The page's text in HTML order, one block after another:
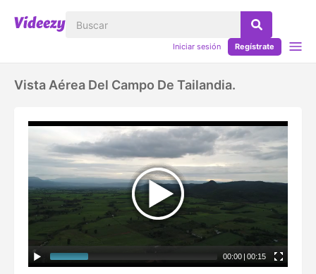
Iniciar sesión Regístrate
Vista Aérea Del Campo De Tailandia.
00:00 | 00:15